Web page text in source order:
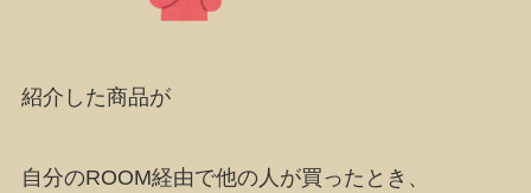
紹介した商品が
自分のROOM経由で他の人が買ったとき、